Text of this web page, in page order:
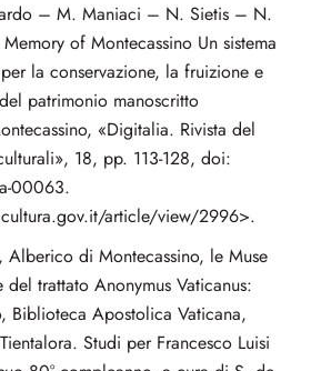
– M. Maniaci – N. Sietis – N.
of Montecassino Un sistema
la conservazione, la fruizione e
patrimonio manoscritto
«Digitalia. Rivista del
18, pp. 113-128, doi:
00063.
article/view/2996>.
di Montecassino, le Muse
trattato Anonymus Vaticanus:
Biblioteca Apostolica Vaticana,
Studi per Francesco Luisi